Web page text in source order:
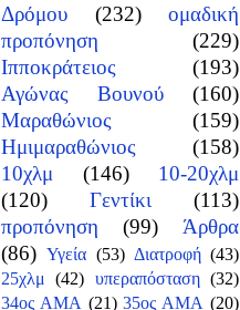
Δρόμου
(232)
ομαδική
προπόνηση
(229)
Ιπποκράτειος
(193)
Αγώνας Βουνού
(160)
Μαραθώνιος
(159)
Ημιμαραθώνιος
(158)
10χλμ
(146)
10-20χλμ
(120)
Γεντίκι
(113)
προπόνηση
(99)
Άρθρα
(86) Υγεία (53) Διατροφή (43)
25χλμ (42) υπεραπόσταση (32)
34ος ΑΜΑ (21) 35ος ΑΜΑ (20)